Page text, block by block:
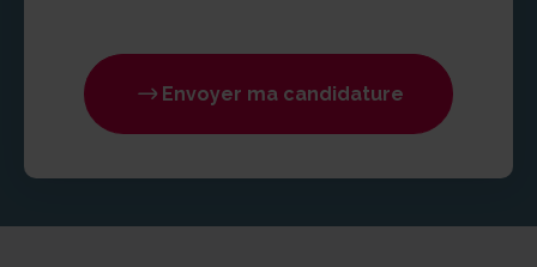
Envoyer ma candidature